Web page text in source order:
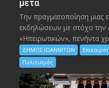
μετά
Την πραγματοποίηση μιας
εκδηλώσεων με στόχο την
«Ηπειρωτικών», πενήντα
ΔΗΜΟΣ ΙΩΑΝΝΙΤΩΝ
Πολιτισμός